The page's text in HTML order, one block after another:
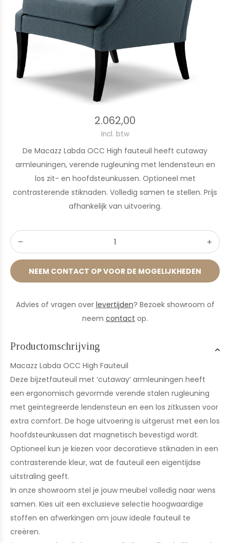
2.062,00
Incl. btw
De Macazz Labda OCC High fauteuil heeft cutaway
armleuningen, verende rugleuning met lendensteun en
los zit- en hoofdsteunkussen. Optioneel met
contrasterende stiknaden. Volledig samen te stellen. Prijs
afhankelijk van uitvoering.
NEEM CONTACT OP VOOR DE MOGELIJKHEDEN
Advies of vragen over levertijden? Bezoek showroom of
neem contact op.
Productomschrijving
Macazz Labda OCC High Fauteuil
Deze bijzetfauteuil met ‘cutaway’ armleuningen heeft
een ergonomisch gevormde verende stalen rugleuning
met geïntegreerde lendensteun en een los zitkussen voor
extra comfort. De hoge uitvoering is uitgerust met een los
hoofdsteunkussen dat magnetisch bevestigd wordt.
Optioneel kun je kiezen voor decoratieve stiknaden in een
contrasterende kleur, wat de fauteuil een eigentijdse
uitstraling geeft.
In onze showroom stel je jouw meubel volledig naar wens
samen. Kies uit een exclusieve selectie hoogwaardige
stoffen en afwerkingen om jouw ideale fauteuil te
creëren.